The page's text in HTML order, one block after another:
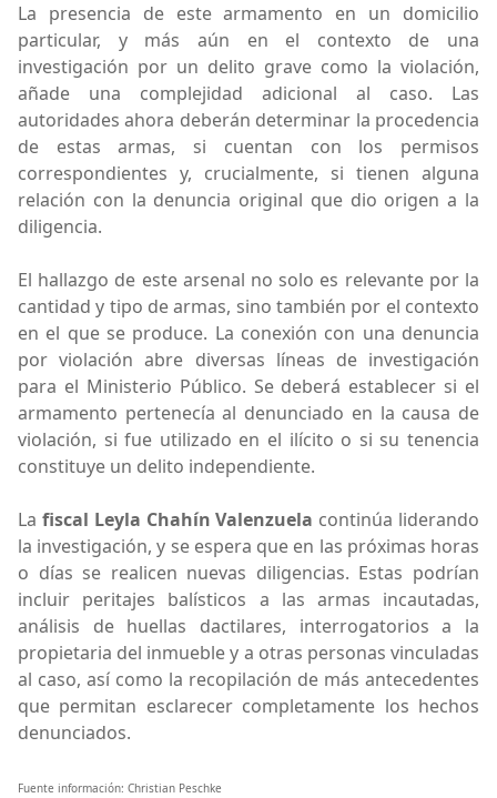
La presencia de este armamento en un domicilio
particular, y más aún en el contexto de una
investigación por un delito grave como la violación,
añade una complejidad adicional al caso. Las
autoridades ahora deberán determinar la procedencia
de estas armas, si cuentan con los permisos
correspondientes y, crucialmente, si tienen alguna
relación con la denuncia original que dio origen a la
diligencia.
El hallazgo de este arsenal no solo es relevante por la
cantidad y tipo de armas, sino también por el contexto
en el que se produce. La conexión con una denuncia
por violación abre diversas líneas de investigación
para el Ministerio Público. Se deberá establecer si el
armamento pertenecía al denunciado en la causa de
violación, si fue utilizado en el ilícito o si su tenencia
constituye un delito independiente.
La fiscal Leyla Chahín Valenzuela continúa liderando
la investigación, y se espera que en las próximas horas
o días se realicen nuevas diligencias. Estas podrían
incluir peritajes balísticos a las armas incautadas,
análisis de huellas dactilares, interrogatorios a la
propietaria del inmueble y a otras personas vinculadas
al caso, así como la recopilación de más antecedentes
que permitan esclarecer completamente los hechos
denunciados.
Fuente información: Christian Peschke